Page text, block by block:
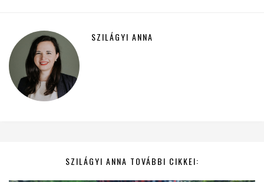
SZILÁGYI ANNA
SZILÁGYI ANNA TOVÁBBI CIKKEI: